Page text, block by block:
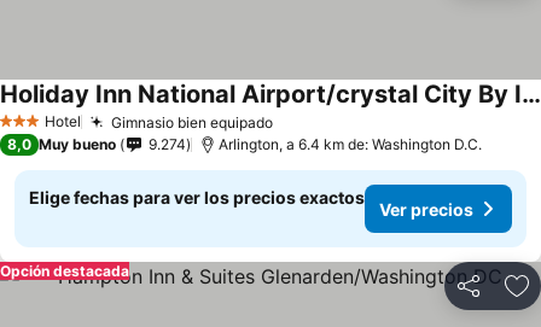
3 Estrellas
Hotel Gimnasio bien equipadoVer precios
Holiday Inn National Airport/crystal City By Ihg
Ver precios
8,0 Muy bueno 9.274 Arlington, a 6.4 km de: Washington D.C.
Elige fechas para ver los precios exactos
Ver precios
Compartir
Opción destacada